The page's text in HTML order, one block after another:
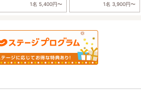
1名 5,400円〜 1名 3,900円〜